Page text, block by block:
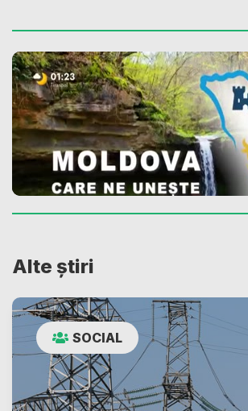
Alte știri
SOCIAL